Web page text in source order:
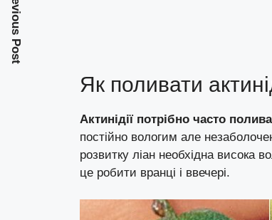
Як поливати
Актинідії потрібно часто
постійно вологим але
розвитку ліан необхідна висока
це робити вранці і ввечері.
Previous Post